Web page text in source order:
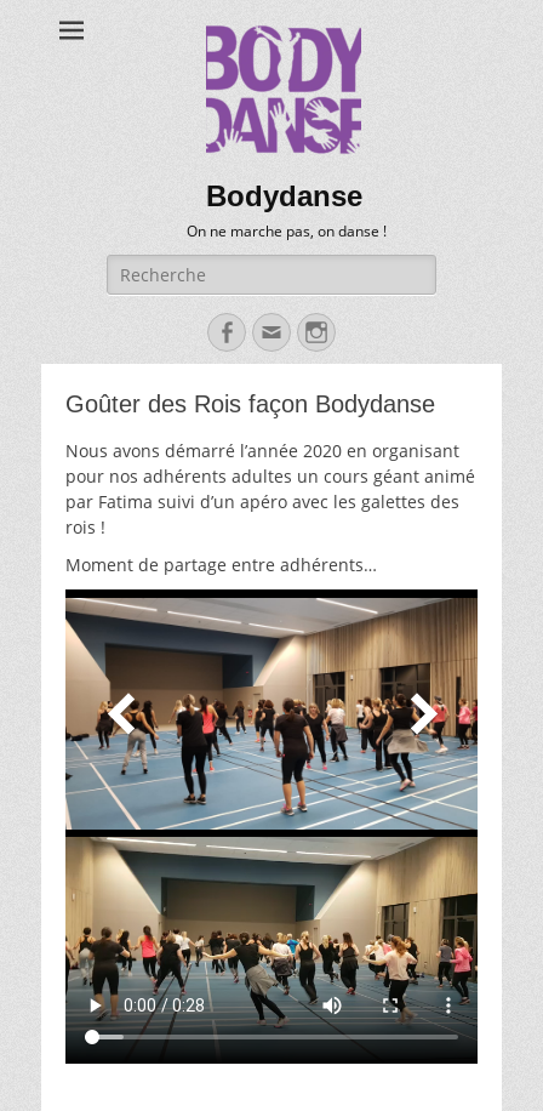
Bodydanse
On ne marche pas, on danse !
Recherche
pour:
Facebook
EmailInstagram
Goûter des Rois façon Bodydanse
Nous avons démarré l’année 2020 en organisant
pour nos adhérents adultes un cours géant animé
par Fatima suivi d’un apéro avec les galettes des
rois !
Moment de partage entre adhérents…